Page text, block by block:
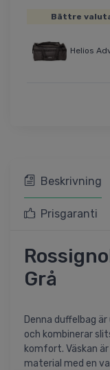
Bättre
Helios
Beskrivning
Prisgaranti
Grå
Denna duffelbag
och kombinerar
komfort. Väskan
material med en